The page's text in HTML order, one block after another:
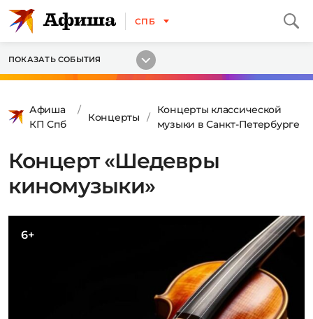
СПБ
ПОКАЗАТЬ СОБЫТИЯ
Афиша
КП Спб
Концерты
Концерты классической
музыки в Санкт-Петербурге
Концерт «Шедевры
киномузыки»
6+